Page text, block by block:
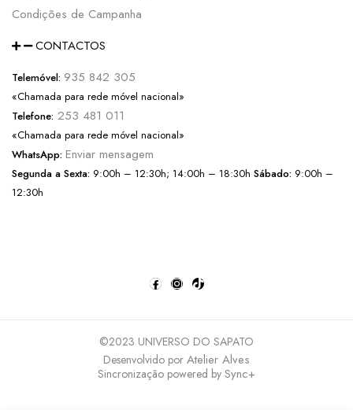
Condições de Campanha
CONTACTOS
Telemóvel: 935 842 305
«Chamada para rede móvel nacional»
Telefone: 253 481 011
«Chamada para rede móvel nacional»
WhatsApp: Enviar mensagem
Segunda a Sexta: 9:00h – 12:30h; 14:00h – 18:30h Sábado: 9:00h –
12:30h
©2023 UNIVERSO DO SAPATO
Desenvolvido por Atelier Alves
Sincronização powered by Sync+